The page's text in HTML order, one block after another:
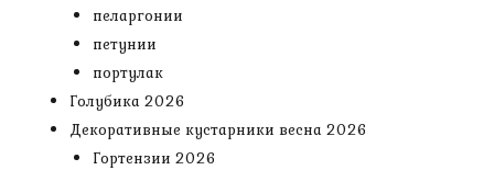
пеларгонии
петунии
портулак
Голубика 2026
Декоративные кустарники весна 2026
Гортензии 2026